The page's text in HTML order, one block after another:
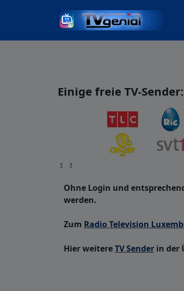
Einige freie TV-Sender:
‹ ›
Ohne Login und
werden.
Zum Radio Television
Hier weitereTV Sender in der